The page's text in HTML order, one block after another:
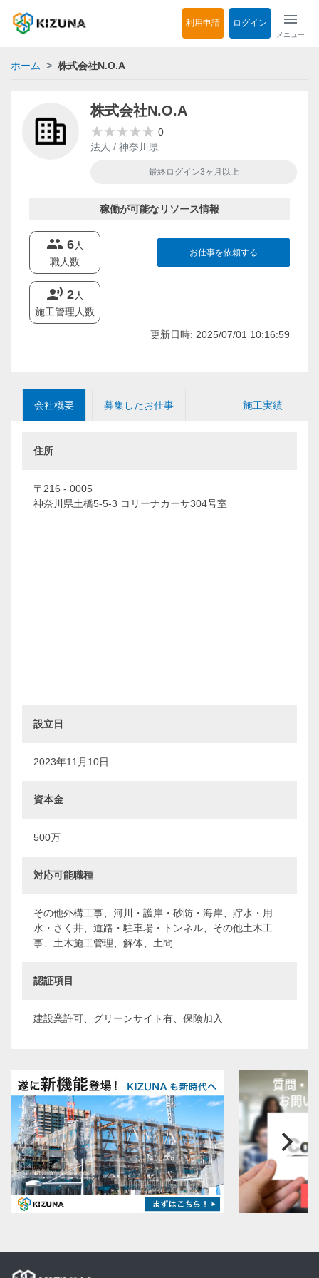
利用申請 ログイン menu
メニュー
ホーム 株式会社N.O.A
株式会社N.O.A
0
法人 / 神奈川県
最終ログイン3ヶ月以上
稼働が可能なリソース情報
groups
6人
職人数
record_voice_over 2人
施工管理人数
お仕事を依頼する
更新日時: 2025/07/01 10:16:59
会社概要 募集したお仕事 施工実績
住所
〒216 - 0005
神奈川県土橋5-5-3 コリーナカーサ304号室
設立日
2023年11月10日
資本金
500万
対応可能職種
その他外構工事、河川・護岸・砂防・海岸、貯水・用
水・さく井、道路・駐車場・トンネル、その他土木工
事、土木施工管理、解体、土間
認証項目
建設業許可、グリーンサイト有、保険加入